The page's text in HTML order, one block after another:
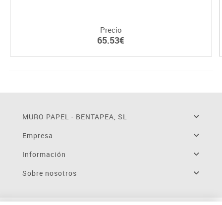
Precio
65.53€
MURO PAPEL - BENTAPEA, SL
Empresa
Información
Sobre nosotros